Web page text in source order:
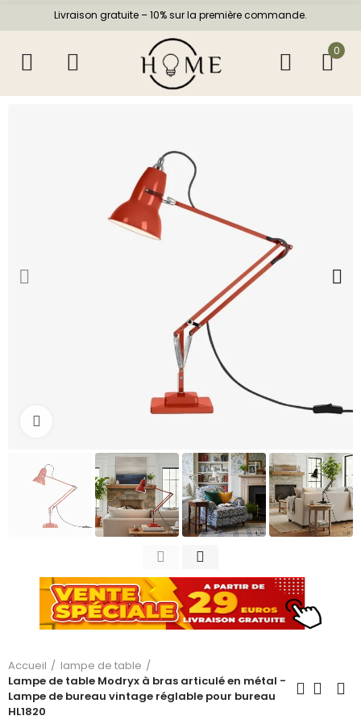
Livraison gratuite – 10% sur la première commande.
0
Accueil
lampe de table
Lampe de table Modryx à bras articulé en métal -
Lampe de bureau vintage réglable pour bureau
HL1820